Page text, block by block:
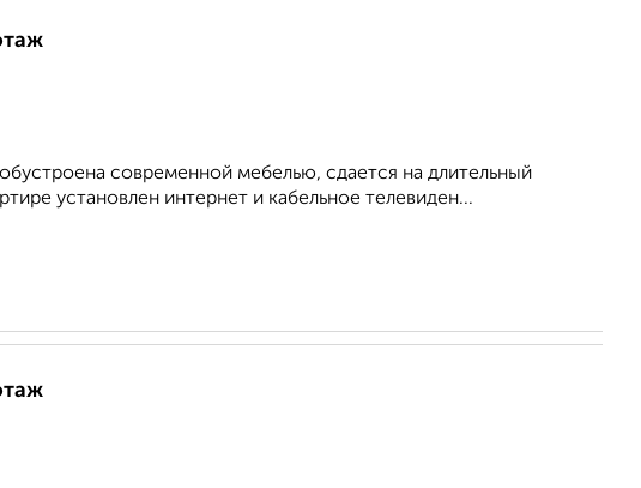
современной мебелью, сдается на длительный
установлен интернет и кабельное телевиден...